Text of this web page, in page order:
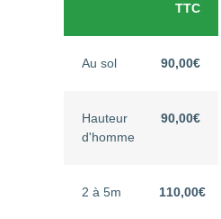
TTC
Au sol 90,00€
Hauteur
d'homme
90,00€
2 à 5m 110,00€